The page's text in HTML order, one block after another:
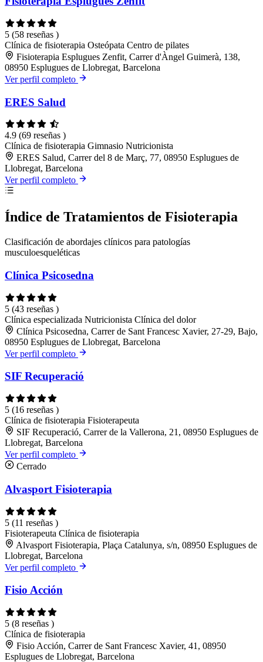
5 (58 reseñas )
Clínica de fisioterapia Osteópata Centro de pilates
Fisioterapia Esplugues Zenfit, Carrer d'Àngel Guimerà, 138,
08950 Esplugues de Llobregat, Barcelona
Ver perfil completo
ERES Salud
4.9 (69 reseñas )
Clínica de fisioterapia Gimnasio Nutricionista
ERES Salud, Carrer del 8 de Març, 77, 08950 Esplugues de
Llobregat, Barcelona
Ver perfil completo
Índice de Tratamientos de Fisioterapia
Clasificación de abordajes clínicos para patologías
musculoesqueléticas
Clínica Psicosedna
5 (43 reseñas )
Clínica especializada Nutricionista Clínica del dolor
Clínica Psicosedna, Carrer de Sant Francesc Xavier, 27-29, Bajo,
08950 Esplugues de Llobregat, Barcelona
Ver perfil completo
SIF Recuperació
5 (16 reseñas )
Clínica de fisioterapia Fisioterapeuta
SIF Recuperació, Carrer de la Vallerona, 21, 08950 Esplugues de
Llobregat, Barcelona
Ver perfil completo
Cerrado
Alvasport Fisioterapia
5 (11 reseñas )
Fisioterapeuta Clínica de fisioterapia
Alvasport Fisioterapia, Plaça Catalunya, s/n, 08950 Esplugues de
Llobregat, Barcelona
Ver perfil completo
Fisio Acción
5 (8 reseñas )
Clínica de fisioterapia
Fisio Acción, Carrer de Sant Francesc Xavier, 41, 08950
Esplugues de Llobregat, Barcelona